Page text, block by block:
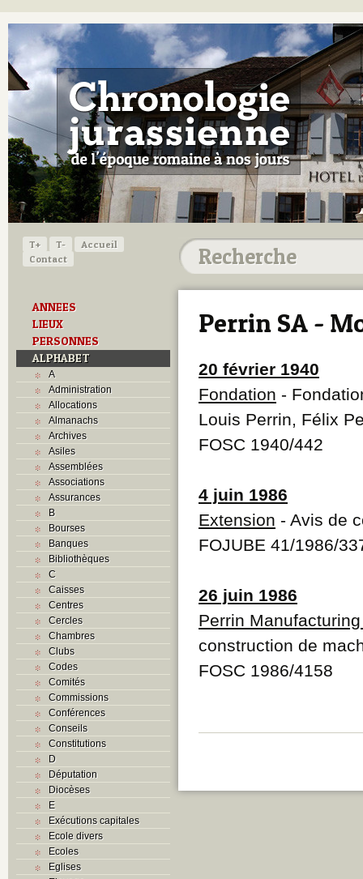
T+ T-
Accueil
Contact
ANNEES
LIEUX
PERSONNES
ALPHABET
A
Administration
Allocations
Almanachs
Archives
Asiles
Assemblées
Associations
Assurances
B
Bourses
Banques
Bibliothèques
C
Caisses
Centres
Cercles
Chambres
Clubs
Codes
Comités
Commissions
Conférences
Conseils
Constitutions
D
Députation
Diocèses
E
Exécutions capitales
Ecole divers
Ecoles
Eglises
Perrin SA -
20 février 1940
Fondation -
Louis Perrin, Félix
FOSC 1940/442
4 juin 1986
Extension - Avis de
FOJUBE 41/1986/
26 juin 1986
Perrin
construction de
FOSC 1986/4158